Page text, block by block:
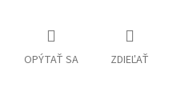
OPÝTAŤ SA ZDIEĽAŤ